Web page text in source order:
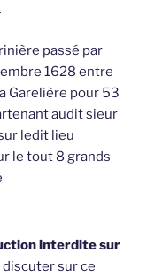
passé par
1628 entre
Garelière pour 53
audit sieur
ledit lieu
le tout 8 grands
interdite sur
discuter sur ce